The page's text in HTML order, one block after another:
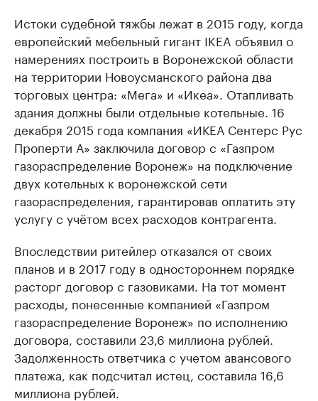
Истоки судебной тяжбы лежат в 2015 году, когда
европейский мебельный гигант IKEA объявил о
намерениях построить в Воронежской области
на территории Новоусманского района два
торговых центра: «Мега» и «Икеа». Отапливать
здания должны были отдельные котельные. 16
декабря 2015 года компания «ИКЕА Сентерс Рус
Проперти А» заключила договор с «Газпром
газораспределение Воронеж» на подключение
двух котельных к воронежской сети
газораспределения, гарантировав оплатить эту
услугу с учётом всех расходов контрагента.
Впоследствии ритейлер отказался от своих
планов и в 2017 году в одностороннем порядке
расторг договор с газовиками. На тот момент
расходы, понесенные компанией «Газпром
газораспределение Воронеж» по исполнению
договора, составили 23,6 миллиона рублей.
Задолженность ответчика с учетом авансового
платежа, как подсчитал истец, составила 16,6
миллиона рублей.